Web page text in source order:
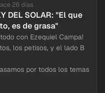
26 dias
DEL SOLAR: "El que
es de grasa"
con Ezequiel Campa!
los petisos, y el lado B
por todos los temas